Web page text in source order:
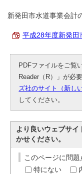
新発田市水道事業会計
平成28年度新発田
PDFファイルをご覧
Reader（R）」が必
ズ社のサイト（新し
してください。
より良いウェブサ
かせください。
このページに問題
特にない